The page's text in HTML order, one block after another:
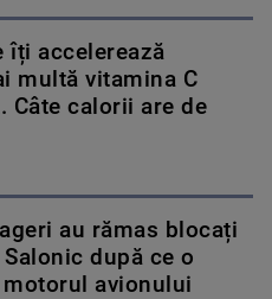
îți accelerează
multă vitamina C
Câte calorii are de
au rămas blocați
după ce o
avionului